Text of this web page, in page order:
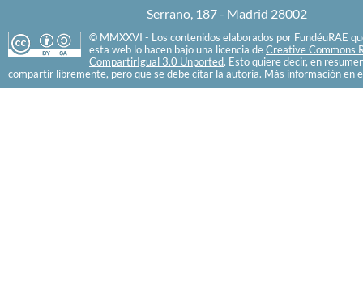
Serrano, 187 - Madrid 28002
© MMXXVI - Los contenidos elaborados por FundéuRAE
esta web lo hacen bajo una licencia de Creative Commons
CompartirIgual 3.0 Unported. Esto quiere decir, en
compartir libremente, pero que se debe citar la autoría. Más información en